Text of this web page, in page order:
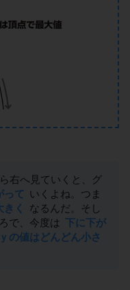
右へ見ていくと、グ
って いくよね。つま
く
なるんだ。そし
で、今度は 下に下が
ｙの値はどんどん小さ